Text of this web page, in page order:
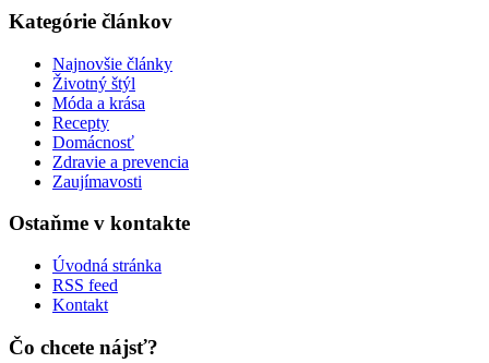
Kategórie článkov
Najnovšie články
Životný štýl
Móda a krása
Recepty
Domácnosť
Zdravie a prevencia
Zaujímavosti
Ostaňme v kontakte
Úvodná stránka
RSS feed
Kontakt
Čo chcete nájsť?